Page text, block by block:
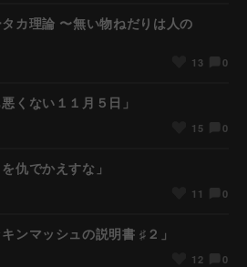
カ理論 〜無い物ねだりは人の
13 0
くない１１月５日」
15 0
仇でかえすな」
11 0
ンマッシュの説明書 ♯２」
12 0